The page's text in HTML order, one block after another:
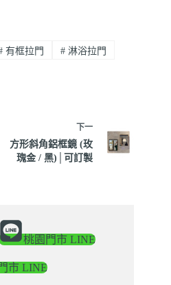
有框拉門 # 淋浴拉門
下一
方形斜角鋁框鏡 (玫
瑰金 / 黑)│可訂製
桃園門市 LINE
市 LINE